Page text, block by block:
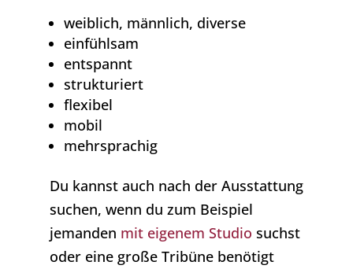
weiblich, männlich, diverse
einfühlsam
entspannt
strukturiert
flexibel
mobil
mehrsprachig
Du kannst auch nach der Ausstattung
suchen, wenn du zum Beispiel
jemanden mit eigenem Studio suchst
oder eine große Tribüne benötigt